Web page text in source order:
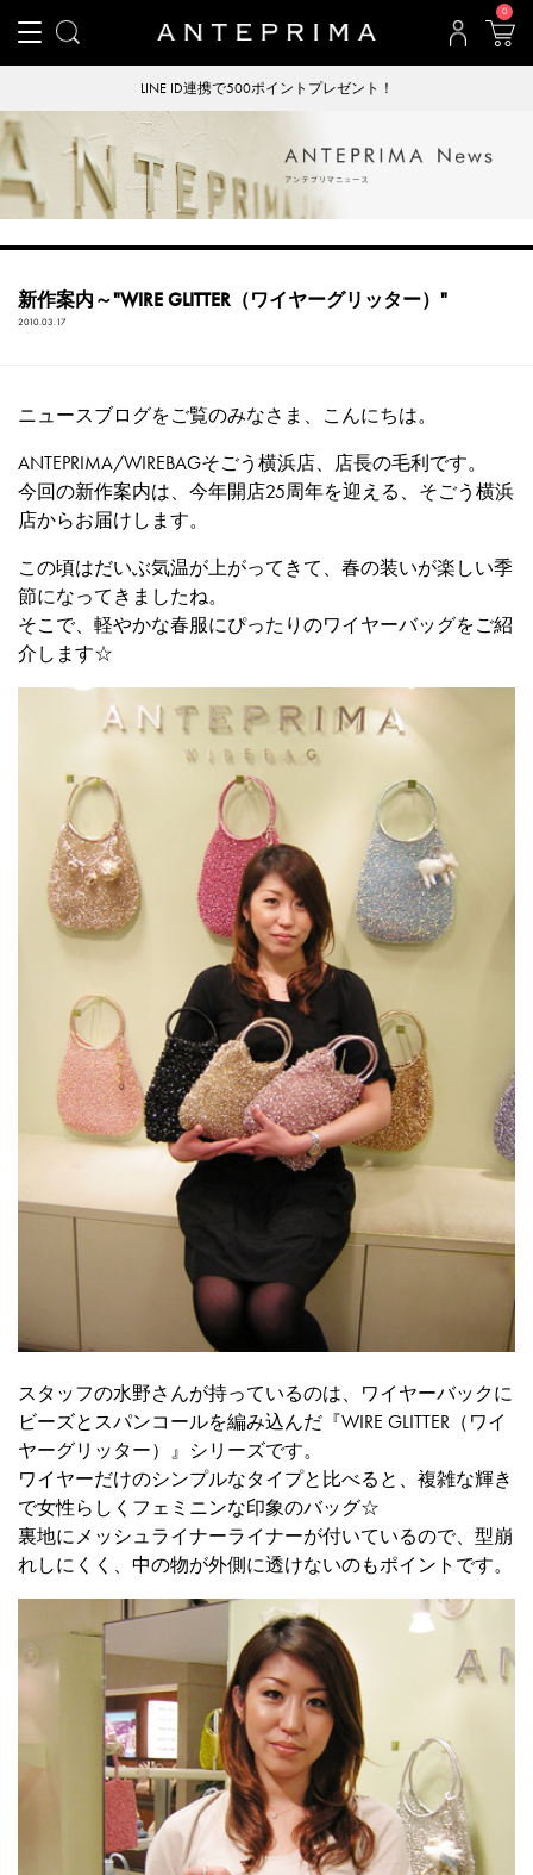
0
LINE ID連携で500ポイントプレゼント！
新作案内～"WIRE GLITTER（ワイヤーグリッター）"
2010.03.17
ニュースブログをご覧のみなさま、こんにちは。
ANTEPRIMA/WIREBAGそごう横浜店、店長の毛利です。
今回の新作案内は、今年開店25周年を迎える、そごう横浜
店からお届けします。
この頃はだいぶ気温が上がってきて、春の装いが楽しい季
節になってきましたね。
そこで、軽やかな春服にぴったりのワイヤーバッグをご紹
介します☆
スタッフの水野さんが持っているのは、ワイヤーバックに
ビーズとスパンコールを編み込んだ『WIRE GLITTER（ワイ
ヤーグリッター）』シリーズです。
ワイヤーだけのシンプルなタイプと比べると、複雑な輝き
で女性らしくフェミニンな印象のバッグ☆
裏地にメッシュライナーライナーが付いているので、型崩
れしにくく、中の物が外側に透けないのもポイントです。